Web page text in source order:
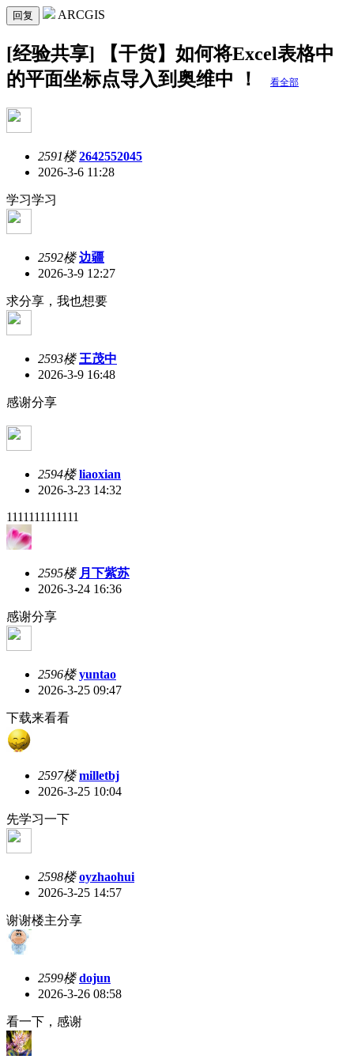
回复 ARCGIS
[经验共享] 【干货】如何将Excel表格中
的平面坐标点导入到奥维中 ！
看全部
2591楼 2642552045
2026-3-6 11:28
学习学习
2592楼 边疆
2026-3-9 12:27
求分享，我也想要
2593楼 王茂中
2026-3-9 16:48
感谢分享
2594楼 liaoxian
2026-3-23 14:32
1111111111111
2595楼 月下紫苏
2026-3-24 16:36
感谢分享
2596楼 yuntao
2026-3-25 09:47
下载来看看
2597楼 milletbj
2026-3-25 10:04
先学习一下
2598楼 oyzhaohui
2026-3-25 14:57
谢谢楼主分享
2599楼 dojun
2026-3-26 08:58
看一下，感谢